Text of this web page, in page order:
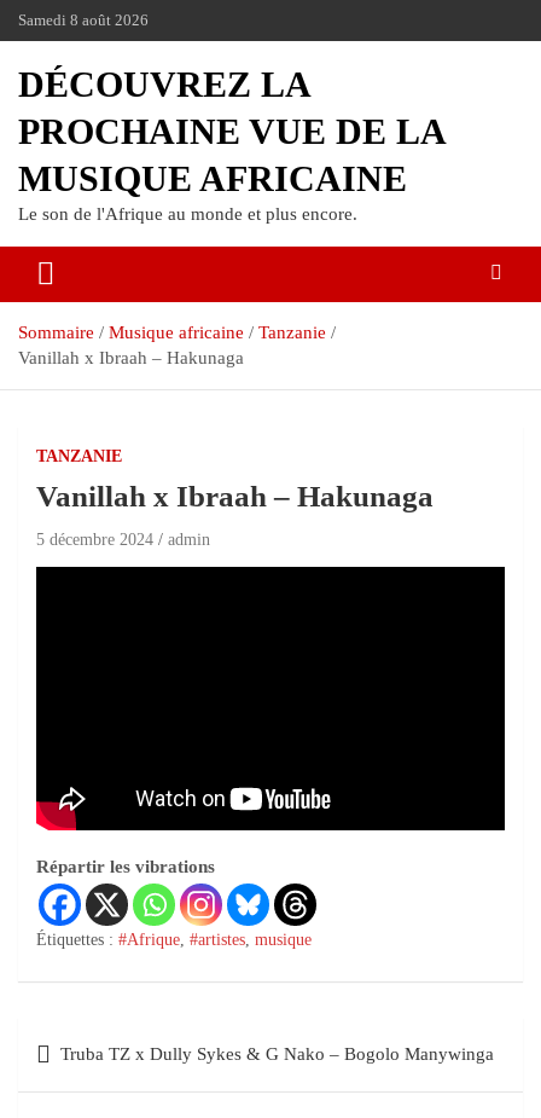
Samedi 8 août 2026
DÉCOUVREZ LA
PROCHAINE VUE DE LA
MUSIQUE AFRICAINE
Le son de l'Afrique au monde et plus encore.
Sommaire Musique africaine
Tanzanie
Vanillah x Ibraah – Hakunaga
TANZANIE
Vanillah x Ibraah – Hakunaga
5 décembre 2024 admin
Répartir les vibrations
Étiquettes : #Afrique, #artistes, musique
Truba TZ x Dully Sykes & G Nako – Bogolo Manywinga